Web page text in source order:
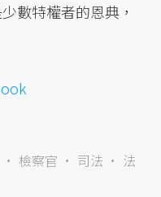
數特權者的恩典，
檢察官 司法
法